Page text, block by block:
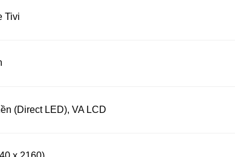
Tivi
(Direct LED), VA LCD